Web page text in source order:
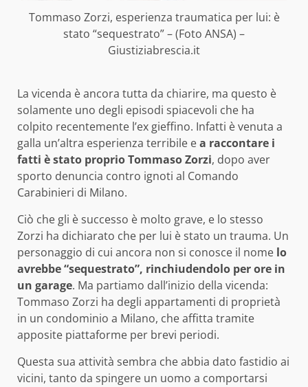
Tommaso Zorzi, esperienza traumatica per lui: è
stato “sequestrato” – (Foto ANSA) –
Giustiziabrescia.it
La vicenda è ancora tutta da chiarire, ma questo è
solamente uno degli episodi spiacevoli che ha
colpito recentemente l’ex gieffino. Infatti è venuta a
galla un’altra esperienza terribile ea raccontare i
fatti è stato proprio Tommaso Zorzi, dopo aver
sporto denuncia contro ignoti al Comando
Carabinieri di Milano.
Ciò che gli è successo è molto grave, e lo stesso
Zorzi ha dichiarato che per lui è stato un trauma. Un
personaggio di cui ancora non si conosce il nome lo
avrebbe “sequestrato”, rinchiudendolo per ore in
un garage. Ma partiamo dall’inizio della vicenda:
Tommaso Zorzi ha degli appartamenti di proprietà
in un condominio a Milano, che affitta tramite
apposite piattaforme per brevi periodi.
Questa sua attività sembra che abbia dato fastidio ai
vicini, tanto da spingere un uomo a comportarsi